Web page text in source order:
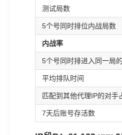
测试局数
5个号同时排位内战局数
内战率
5个号同时排进入同一局
平均排队时间
匹配到其他代理IP的对手
7天后账号存活数